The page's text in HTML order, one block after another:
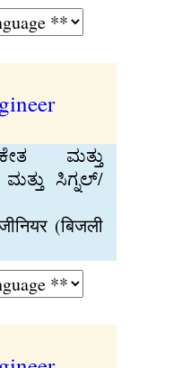
ಮತ್ತು
ಸಿಗ್ನಲ್/
(बिजली